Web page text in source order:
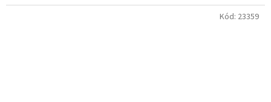
Kód: 23359